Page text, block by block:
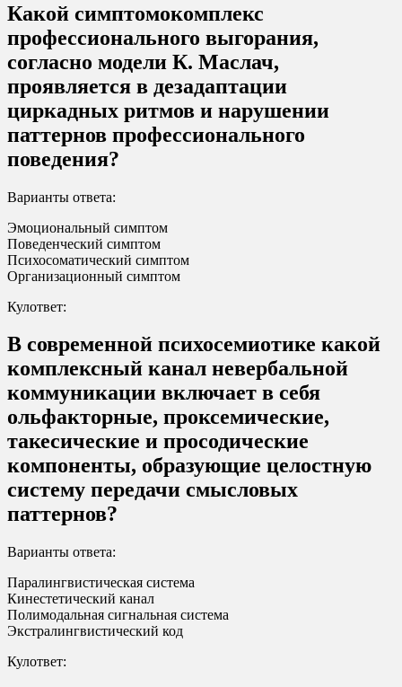
Какой симптомокомплекс
профессионального выгорания,
согласно модели К. Маслач,
проявляется в дезадаптации
циркадных ритмов и нарушении
паттернов профессионального
поведения?
Варианты ответа:
Эмоциональный симптом
Поведенческий симптом
Психосоматический симптом
Организационный симптом
Кулответ:
В современной психосемиотике какой
комплексный канал невербальной
коммуникации включает в себя
ольфакторные, проксемические,
такесические и просодические
компоненты, образующие целостную
систему передачи смысловых
паттернов?
Варианты ответа:
Паралингвистическая система
Кинестетический канал
Полимодальная сигнальная система
Экстралингвистический код
Кулответ: